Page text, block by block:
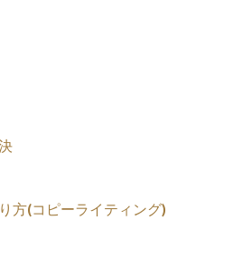
方(コピーライティング)